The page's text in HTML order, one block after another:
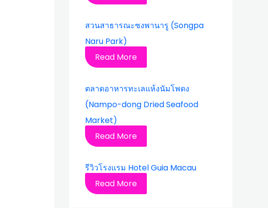
สวนสาธารณะซงพานารู (Songpa
Naru Park)
Read More
ตลาดอาหารทะเลแห้งนัมโพดง
(Nampo-dong Dried Seafood
Market)
Read More
รีวิวโรงแรม Hotel Guia Macau
Read More